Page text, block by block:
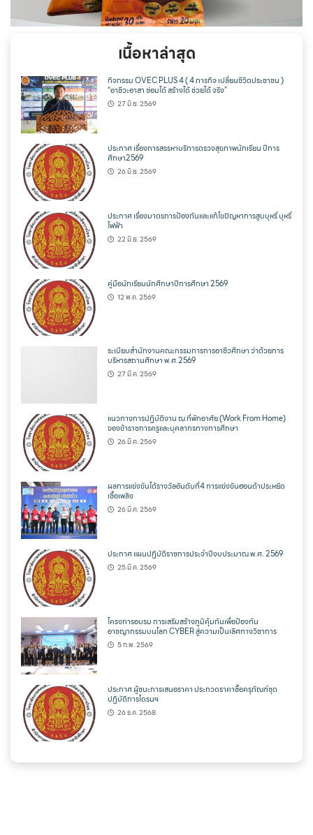
เนื้อหาล่าสุด
กิจกรรม OVEC PLUS 4 ( 4 ภารกิจ เปลี่ยนชีวิตประชาชน )
“อาชีวะอาสา ซ่อมได้ สร้างได้ ช่วยได้ จริง”
27 มิ.ย. 2569
ประกาศ เรื่องการสรรหาบริการตรวจสุขภาพนักเรียน ปีการ
ศึกษา2569
26 มิ.ย. 2569
ประกาศ เรื่องมาตรการป้องกันและแก้ไขปัญหาการสูบบุหรี่ บุหรี่
ไฟฟ้า
22 มิ.ย. 2569
คู่มือนักเรียนนักศึกษาปีการศึกษา 2569
12 พ.ค. 2569
ระเบียบสำนักงานคณะกรรมการการอาชีวศึกษา ว่าด้วยการ
บริหารสถานศึกษา พ.ศ.2569
27 มี.ค. 2569
แนวทางการปฏิบัติงาน ณ ที่พักอาศัย (Work From Home)
ของข้าราชการครูและบุคลากรทางการศึกษา
26 มี.ค. 2569
ผลการแข่งขันได้รางวัลอันดับที่4 การแข่งขันฮอนด้าประหยัด
เชื้อเพลิง
26 มี.ค. 2569
ประกาศ แผนปฏิบัติราชการประจำปีงบประมาณ พ.ศ. 2569
25 มี.ค. 2569
โครงการอบรม การเสริมสร้างภูมิคุ้มกันเพื่อป้องกัน
อาชญากรรมบนโลก CYBER สู่ความเป็นเลิศทางวิชาการ
5 ก.พ. 2569
ประกาศ ผู้ชนะการเสนอราคา ประกวดราคาซื้อครุภัณฑ์ชุด
ปฏิบัติการโดรนฯ
26 ธ.ค. 2568